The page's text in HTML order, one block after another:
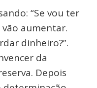
“Se vou ter
aumentar.
dinheiro?”.
da
Depois